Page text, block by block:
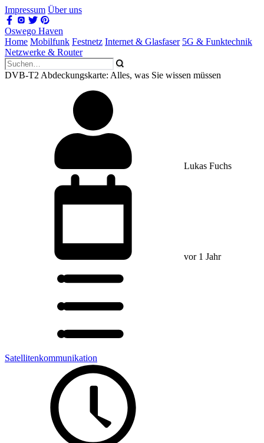
Impressum Über uns
Oswego Haven
Home Mobilfunk Festnetz Internet & Glasfaser 5G & Funktechnik
Netzwerke & Router
DVB-T2 Abdeckungskarte: Alles, was Sie wissen müssen
Lukas Fuchs
vor 1 Jahr
Satellitenkommunikation